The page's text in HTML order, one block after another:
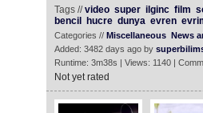
Tags //video super ilginc film
bencil
hucre dunya evren
Categories // Miscellaneous News
Added: 3482 days ago by
Runtime: 3m38s | Views: 1140 |
Not yet rated